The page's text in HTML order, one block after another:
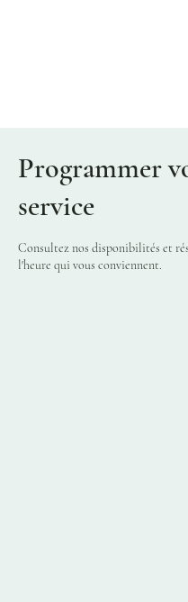
Programmer
service
Consultez nos disponibilités et
l'heure qui vous conviennent.